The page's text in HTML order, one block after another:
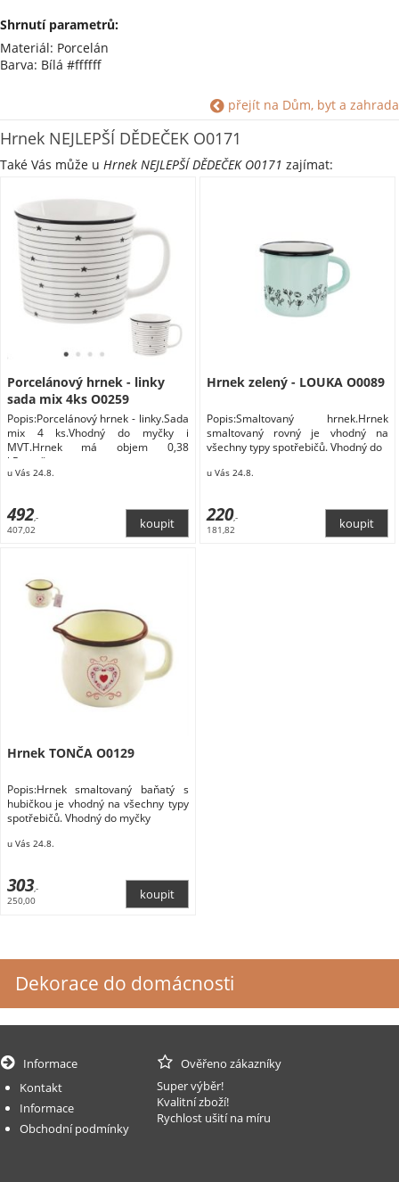
Shrnutí parametrů:
Materiál: Porcelán
Barva: Bílá #ffffff
přejít na Dům, byt a zahrada
Hrnek NEJLEPŠÍ DĚDEČEK O0171
Také Vás může u Hrnek NEJLEPŠÍ DĚDEČEK O0171 zajímat:
Porcelánový hrnek - linky
sada mix 4ks O0259
Popis:Porcelánový hrnek - linky.Sada
mix 4 ks.Vhodný do myčky i
MVT.Hrnek má objem 0,38
l.Rozměry:
u Vás 24.8.
492,-
407,02
Hrnek zelený - LOUKA O0089
Popis:Smaltovaný hrnek.Hrnek
smaltovaný rovný je vhodný na
všechny typy spotřebičů. Vhodný do
u Vás 24.8.
220,-
181,82
Hrnek TONČA O0129
Popis:Hrnek smaltovaný baňatý s
hubičkou je vhodný na všechny typy
spotřebičů. Vhodný do myčky
u Vás 24.8.
303,-
250,00
Dekorace do domácnosti
Informace
Kontakt
Informace
Obchodní podmínky
Ověřeno zákazníky
Super výběr!
Kvalitní zboží!
Rychlost ušití na míru